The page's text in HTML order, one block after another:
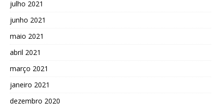
julho 2021
junho 2021
maio 2021
abril 2021
março 2021
janeiro 2021
dezembro 2020